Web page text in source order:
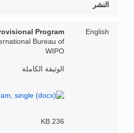
النشر
English
Program
Bureau of
WIPO
الوثيقة الكاملة
236 KB